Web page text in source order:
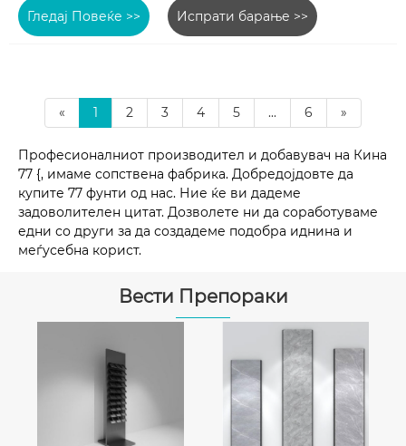
Гледај Повеќе >> Испрати барање >>
« 1 2 3 4 5 ... 6 »
Професионалниот производител и добавувач на Кина
77 {, имаме сопствена фабрика. Добредојдовте да
купите 77 фунти од нас. Ние ќе ви дадеме
задоволителен цитат. Дозволете ни да соработуваме
едни со други за да создадеме подобра иднина и
меѓусебна корист.
Вести Препораки